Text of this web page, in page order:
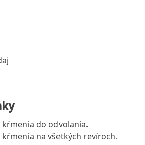
do odvolania.
na všetkých revíroch.